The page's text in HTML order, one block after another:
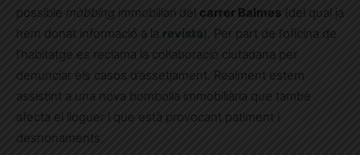
possible mòbbing immobiliari del carrer Balmes (del qual ja
hem donat informació a la revista). Per part de l’oficina de
l’habitatge es reclama la col·laboració ciutadana per
denunciar els casos d’assetjament. Realment estem
assistint a una nova bombolla immobiliària que també
afecta el lloguer i que està provocant patiment i
desnonaments.